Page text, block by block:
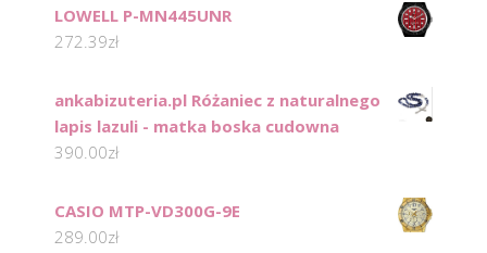
LOWELL P-MN445UNR
272.39zł
ankabizuteria.pl Różaniec z naturalnego
lapis lazuli - matka boska cudowna
390.00zł
CASIO MTP-VD300G-9E
289.00zł